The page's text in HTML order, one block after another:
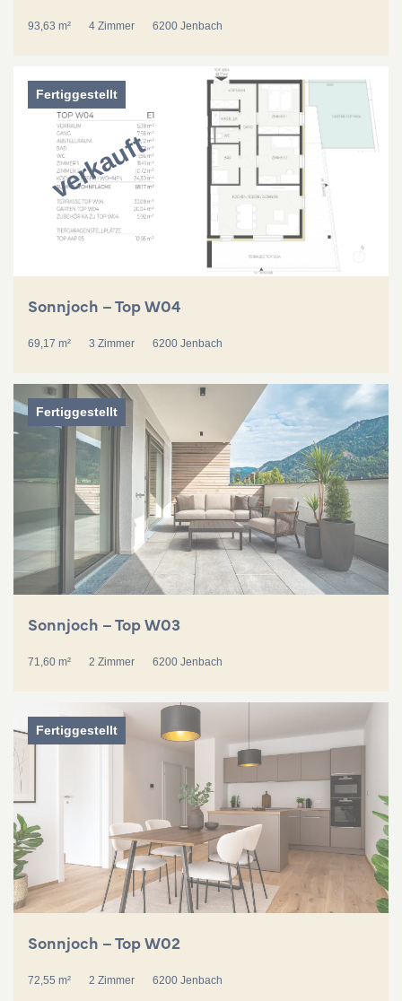
93,63 m² 4 Zimmer 6200 Jenbach
Fertiggestellt
verkauft
Sonnjoch – Top W04
69,17 m² 3 Zimmer 6200 Jenbach
Fertiggestellt
Sonnjoch – Top W03
71,60 m² 2 Zimmer 6200 Jenbach
Fertiggestellt
Sonnjoch – Top W02
72,55 m² 2 Zimmer 6200 Jenbach